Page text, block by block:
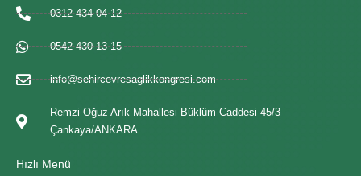
0312 434 04 12
0542 430 13 15
info@sehircevresaglikkongresi.com
Remzi Oğuz Arık Mahallesi Büklüm Caddesi 45/3
Çankaya/ANKARA
Hızlı Menü